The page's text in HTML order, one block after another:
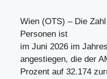
Wien (OTS) – Die
Personen ist
im Juni 2026 im
angestiegen, die der
Prozent auf 32.174